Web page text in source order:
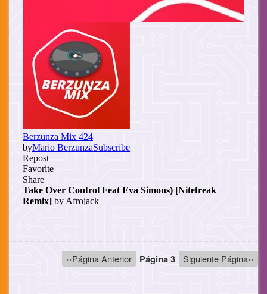
Página
‹‹Página Anterior Página 3
Siguiente
Siguiente Página››